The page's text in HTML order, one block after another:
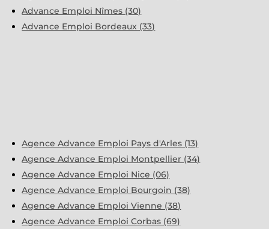
Advance Emploi Nîmes (30)
Advance Emploi Bordeaux (33)
Agence Advance Emploi Pays d'Arles (13)
Agence Advance Emploi Montpellier (34)
Agence Advance Emploi Nice (06)
Agence Advance Emploi Bourgoin (38)
Agence Advance Emploi Vienne (38)
Agence Advance Emploi Corbas (69)